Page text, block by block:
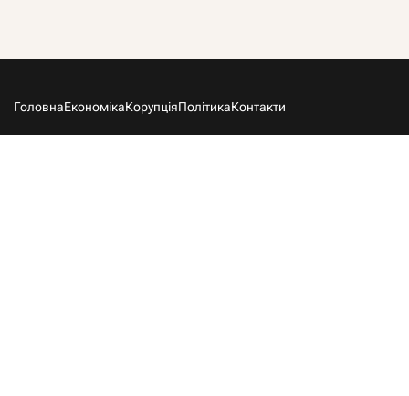
ГоловнаЕкономікаКорупціяПолітикаКонтакти